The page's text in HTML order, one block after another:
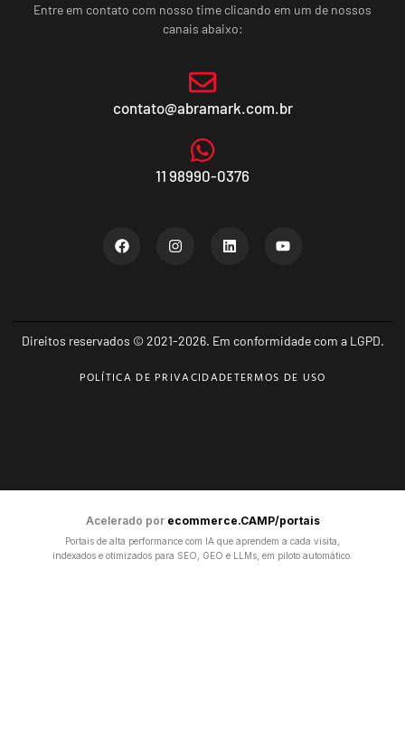
Entre em contato com nosso time clicando em um de nossos
canais abaixo:
contato@abramark.com.br
11 98990-0376
Direitos reservados © 2021-2026. Em conformidade com a LGPD.
POLÍTICA DE PRIVACIDADETERMOS DE USO
Acelerado por ecommerce.CAMP/portais
Portais de alta performance com IA que aprendem a cada visita,
indexados e otimizados para SEO, GEO e LLMs, em piloto automático.